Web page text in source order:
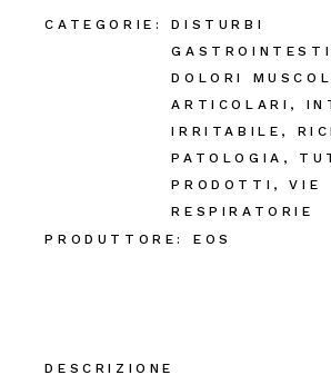
CATEGORIE:
DISTURBI
DOLORI
ARTICOLARI ,
IRRITABILE ,
PATOLOGIA ,
PRODOTTI ,VIE
RESPIRATORIE
PRODUTTORE:
EOS
DESCRIZIONE